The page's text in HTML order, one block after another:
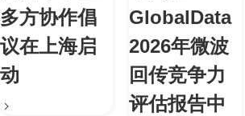
多方协作倡
议在上海启
动
GlobalData
2026年微波
回传竞争力
评估报告中